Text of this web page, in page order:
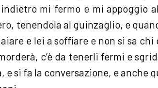
mi fermo e mi appoggio
tenendola al guinzaglio, e
e lei a soffiare e non si sa chi
c’è da tenerli fermi e
e si fa la conversazione, e anche